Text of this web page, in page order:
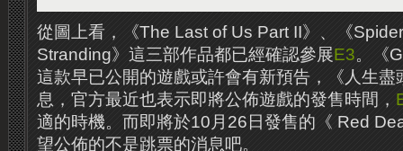
從圖上看，《The Last of Us Part II》、《
Stranding》這三部作品都已經確認參展E3。《
這款早已公開的遊戲或許會有新預告，《人生盡
息，官方最近也表示即將公佈遊戲的發售時間，
適的時機。而即將於10月26日發售的《 Red
望公佈的不是跳票的消息吧。